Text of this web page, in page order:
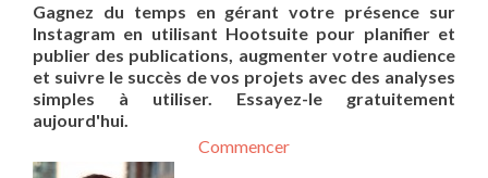
Gagnez du temps en gérant votre présence sur
Instagram en utilisant Hootsuite pour planifier et
publier des publications, augmenter votre audience
et suivre le succès de vos projets avec des analyses
simples à utiliser. Essayez-le gratuitement
aujourd'hui.
Commencer